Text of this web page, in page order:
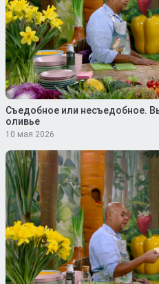
Съедобное или несъедобное.
оливье
10 мая 2026